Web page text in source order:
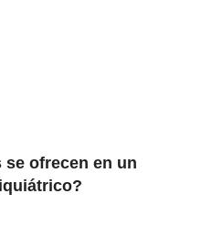
se ofrecen en un